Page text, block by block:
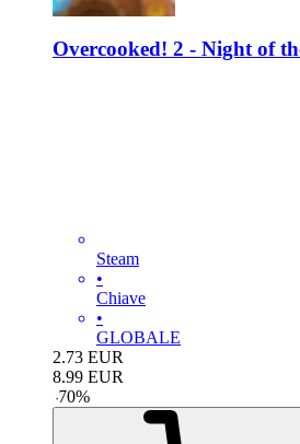
Overcooked! 2 - Night of
Steam
•
Chiave
•
GLOBALE
2.73 EUR
8.99 EUR
-70%